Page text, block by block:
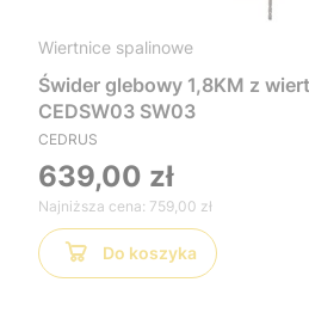
Wiertnice spalinowe
Świder glebowy 1,8KM z
CEDSW03 SW03
CEDRUS
639,00 zł
Najniższa cena: 759,00 zł
Do koszyka